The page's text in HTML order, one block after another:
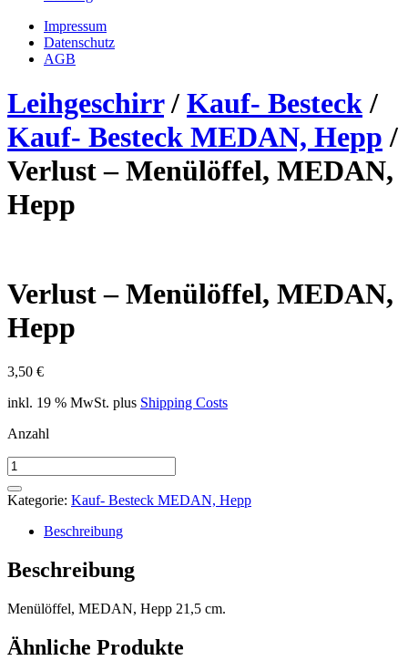
Impressum
Datenschutz
AGB
Leihgeschirr / Kauf- Besteck /
Kauf- Besteck MEDAN, Hepp /
Verlust – Menülöffel, MEDAN,
Hepp
Verlust – Menülöffel, MEDAN,
Hepp
3,50 €
inkl. 19 % MwSt. plus Shipping Costs
Anzahl
Verlust
-
Menülöffel,
MEDAN,
Hepp
Kategorie: Kauf- Besteck MEDAN, Hepp
Beschreibung
Beschreibung
Menülöffel, MEDAN, Hepp 21,5 cm.
Ähnliche Produkte